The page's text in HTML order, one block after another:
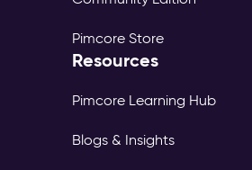
Pimcore Store
Resources
Pimcore Learning Hub
Blogs & Insights